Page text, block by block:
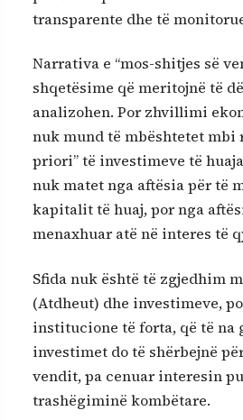
transparente dhe të
Narrativa e “mos-shitjes së
shqetësime që meritojnë të
analizohen. Por zhvillimi
nuk mund të mbështetet mbi
priori” të investimeve të
nuk matet nga aftësia për të
kapitalit të huaj, por nga
menaxhuar atë në interes të
Sfida nuk është të zgjedhim
(Atdheut) dhe investimeve,
institucione të forta, që të na
investimet do të shërbejnë
vendit, pa cenuar interesin
trashëgiminë kombëtare.